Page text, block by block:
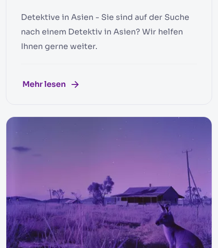
Detektive in Asien - Sie sind auf der Suche
nach einem Detektiv in Asien? Wir helfen
Ihnen gerne weiter.
Mehr lesen